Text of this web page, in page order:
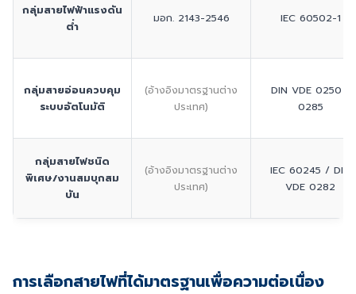
กลุ่มสายไฟฟ้าแรงดัน
ต่ำ
มอก. 2143-2546 IEC 60502-1
กลุ่มสายอ่อนควบคุม
ระบบอัตโนมัติ
(อ้างอิงมาตรฐานต่าง
ประเทศ)
DIN VDE 0250 /
0285
กลุ่มสายไฟชนิด
พิเศษ/งานสมบุกสม
บัน
(อ้างอิงมาตรฐานต่าง
ประเทศ)
IEC 60245 / DIN
VDE 0282
การเลือกสายไฟที่ได้มาตรฐานเพื่อความต่อเนื่อง